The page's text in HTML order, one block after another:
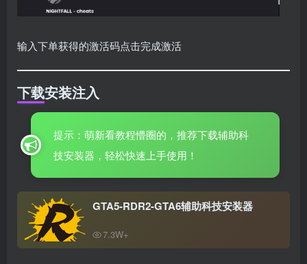
输入下单获得的激活码点击完成激活
下载安装注入
提示：萌新看教程懵圈的，推荐下载辅助科
技安装器，轻松快速上手使用！
GTA5-RDR2-GTA6辅助科技安装器
7.3W+